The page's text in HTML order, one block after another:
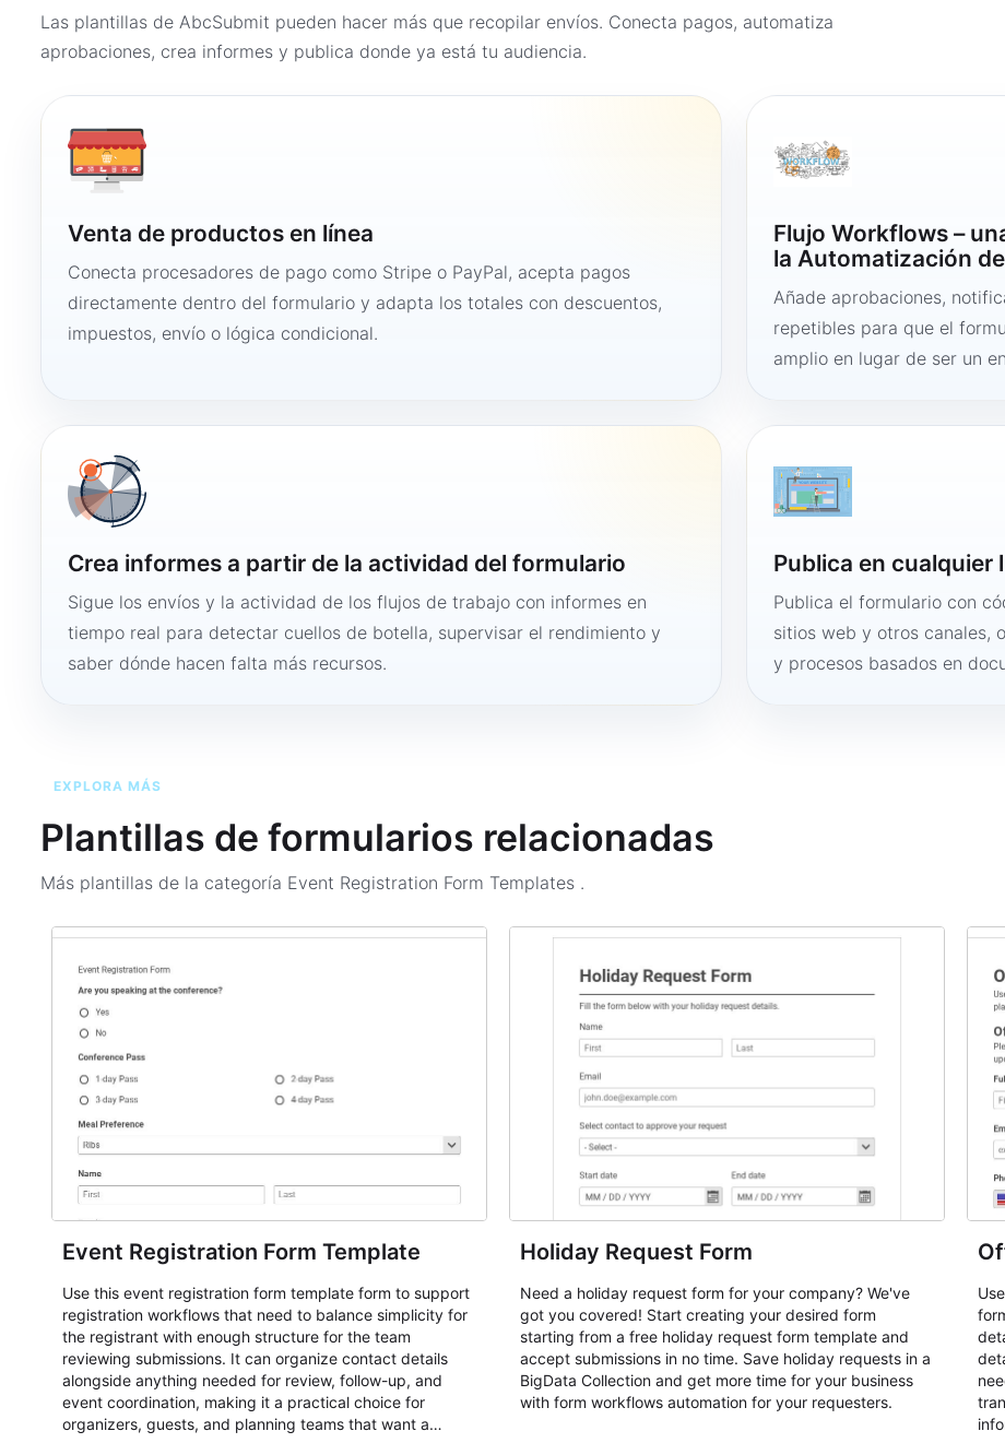
Las plantillas de AbcSubmit pueden hacer más que recopilar envíos. Conecta pagos, automatiza
aprobaciones, crea informes y publica donde ya está tu audiencia.
Venta de productos en línea
Conecta procesadores de pago como Stripe o PayPal, acepta pagos
directamente dentro del formulario y adapta los totales con descuentos,
impuestos, envío o lógica condicional.
Flujo Workflows –
la Automatización
Añade aprobaciones,
repetibles para que el
amplio en lugar de ser un
Crea informes a partir de la actividad del formulario
Sigue los envíos y la actividad de los flujos de trabajo con informes en
tiempo real para detectar cuellos de botella, supervisar el rendimiento y
saber dónde hacen falta más recursos.
Publica en cualquier
Publica el formulario con
sitios web y otros canales,
y procesos basados en
EXPLORA MÁS
Plantillas de formularios relacionadas
Más plantillas de la categoría Event Registration Form Templates .
Event Registration Form Template
Use this event registration form template form to support
registration workflows that need to balance simplicity for
the registrant with enough structure for the team
reviewing submissions. It can organize contact details
alongside anything needed for review, follow-up, and
event coordination, making it a practical choice for
organizers, guests, and planning teams that want a
Holiday Request Form
Need a holiday request form for your company? We've
got you covered! Start creating your desired form
starting from a free holiday request form template and
accept submissions in no time. Save holiday requests in a
BigData Collection and get more time for your business
with form workflows automation for your requesters.